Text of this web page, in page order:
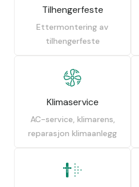
Tilhengerfeste
Ettermontering av
tilhengerfeste
Klimaservice
AC-service, klimarens,
reparasjon klimaanlegg